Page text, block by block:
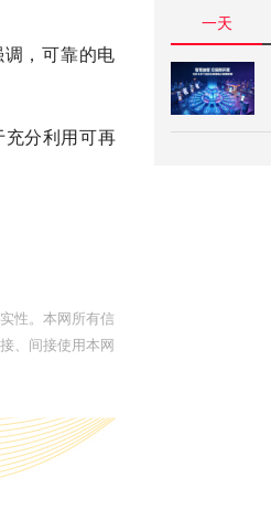
，可靠的电
分利用可再
性。本网所有信
、间接使用本网
一天